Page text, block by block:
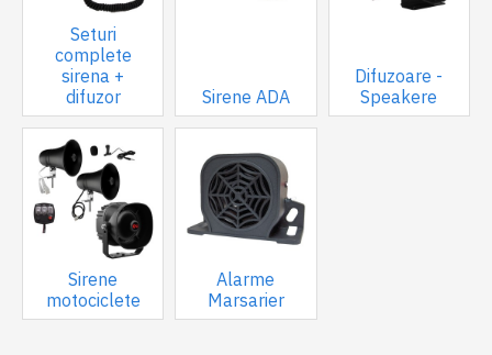
Seturi
complete
sirena +
difuzor
Sirene ADA
Difuzoare -
Speakere
Sirene
motociclete
Alarme
Marsarier